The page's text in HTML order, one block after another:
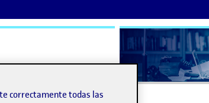
Ayuda
correctamente todas las